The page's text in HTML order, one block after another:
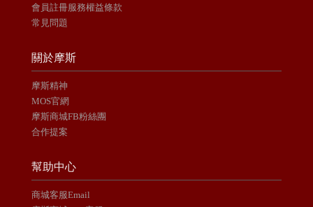
會員註冊服務權益條款
常見問題
關於摩斯
摩斯精神
MOS官網
摩斯商城FB粉絲團
合作提案
幫助中心
商城客服Email